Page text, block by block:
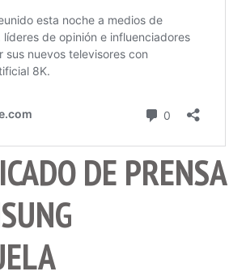
DE PRENSA